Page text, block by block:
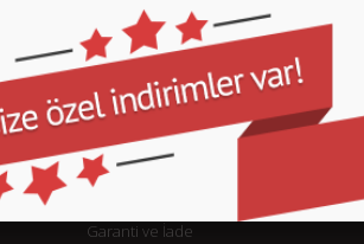
KURUMSAL
İletişim
Sipariş Takibi
Gizlilik ve Kullanım Şartları
Garanti ve İade